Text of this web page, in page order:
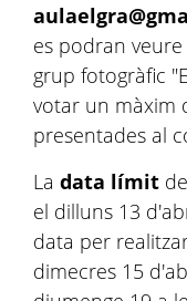
es podran veure
grup fotogràfic
votar un màxim
presentades al
La data límit
el dilluns 13
data per
dimecres 15